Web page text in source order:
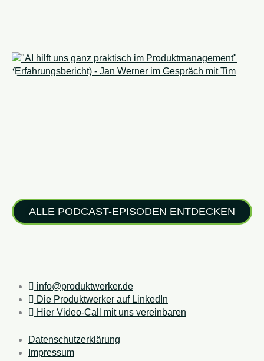
ALLE PODCAST-EPISODEN ENTDECKEN
info@produktwerker.de
Die Produktwerker auf LinkedIn
Hier Video-Call mit uns vereinbaren
Datenschutzerklärung
Impressum